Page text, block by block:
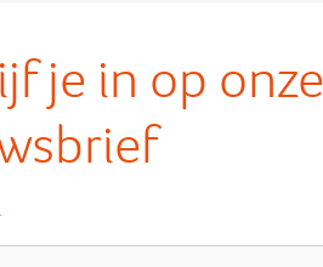
je in op onze